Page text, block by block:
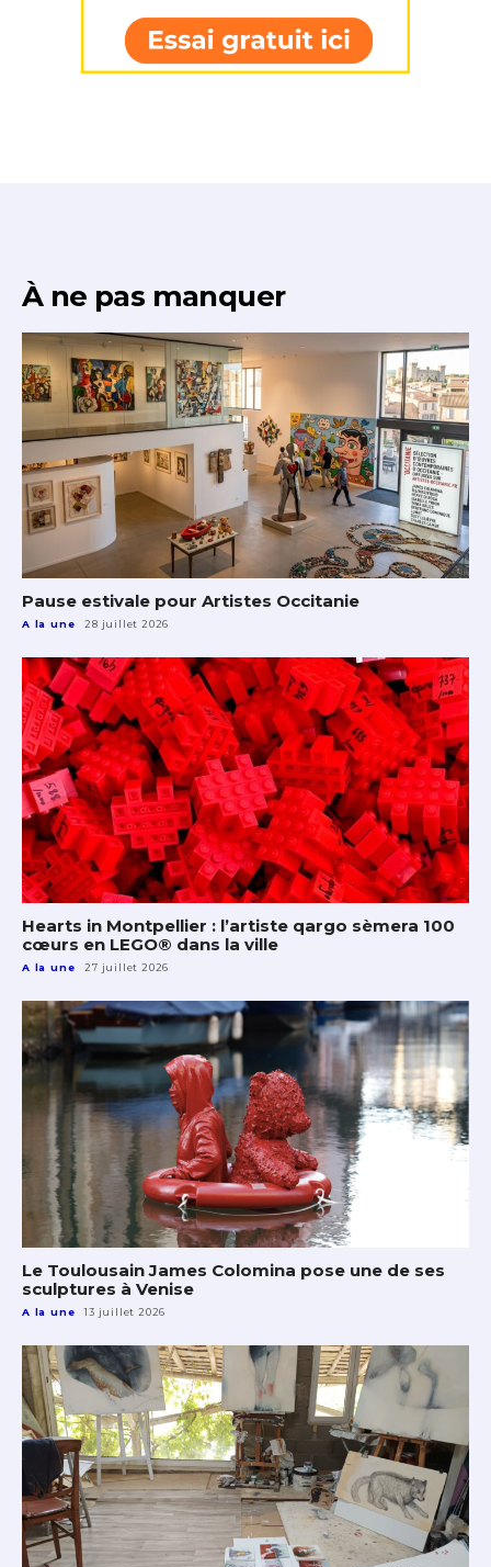
* Champ obligatoire
À ne pas manquer
Pause estivale pour Artistes Occitanie
A la une 28 juillet 2026
Hearts in Montpellier : l’artiste qargo sèmera 100
cœurs en LEGO® dans la ville
A la une 27 juillet 2026
Le Toulousain James Colomina pose une de ses
sculptures à Venise
A la une 13 juillet 2026